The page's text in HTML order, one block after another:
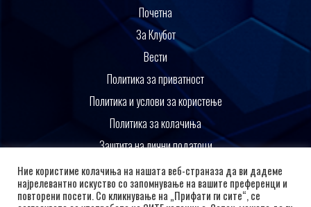
Почетна
За Клубот
Вести
Политика за приватност
Политика и услови за користење
Политика за колачиња
Заштита на лични податоци
Поддржано од
Ние користиме колачиња на нашата веб-страназа да ви дадеме
најрелевантно искуство со запомнување на вашите преференци и
повторени посети. Со кликнување на „Прифати ги сите“, се